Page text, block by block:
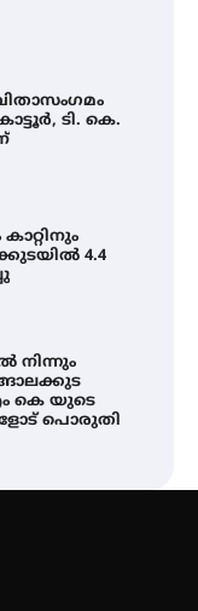
ടി. കെ.
4.4
കെ യുടെ
പൊരുതി